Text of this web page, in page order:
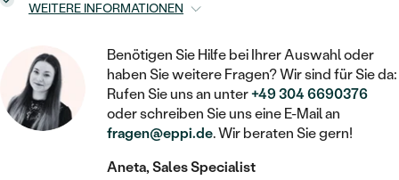
MIT FÜLLUNG
IM SET
NACH PREIS
GÜNSTIG
EINFASSEN
FARBIGE DIAMANTEN ZUM EINFASSEN
BROSCHEN
SCHMUCKZUBEHÖR
NACH MATERIAL
KINDER
PIERCINGS
NACH STEIN
KETTEN
HERZKETTEN
MIT TIEREN
SIEGELRINGE
PERSONALISIERT
NACH EDELSTEIN
WEITERE INFORMATIONEN
Benötigen Sie Hilfe bei Ihrer Auswahl oder
haben Sie weitere Fragen? Wir sind für Sie da:
Rufen Sie uns an unter+49 304 6690376
oder schreiben Sie uns eine E-Mail an
fragen@eppi.de. Wir beraten Sie gern!
Aneta, Sales Specialist